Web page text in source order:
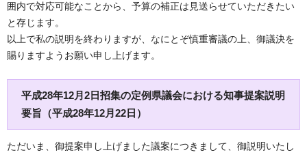
囲内で対応可能なことから、予算の補正は見送らせていただきたい
と存じます。
以上で私の説明を終わりますが、なにとぞ慎重審議の上、御議決を
賜りますようお願い申し上げます。
平成28年12月2日招集の定例県議会における知事提案説明
要旨（平成28年12月22日）
ただいま、御提案申し上げました議案につきまして、御説明いたし